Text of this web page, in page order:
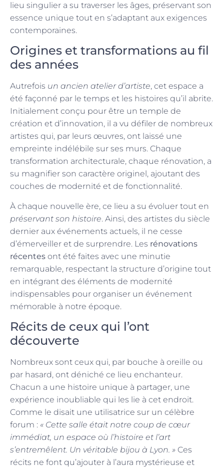
lieu singulier a su traverser les âges, préservant son
essence unique tout en s’adaptant aux exigences
contemporaines.
Origines et transformations au fil
des années
Autrefois un ancien atelier d’artiste, cet espace a
été façonné par le temps et les histoires qu’il abrite.
Initialement conçu pour être un temple de
création et d’innovation, il a vu défiler de nombreux
artistes qui, par leurs œuvres, ont laissé une
empreinte indélébile sur ses murs. Chaque
transformation architecturale, chaque rénovation, a
su magnifier son caractère originel, ajoutant des
couches de modernité et de fonctionnalité.
À chaque nouvelle ère, ce lieu a su évoluer tout en
préservant son histoire. Ainsi, des artistes du siècle
dernier aux événements actuels, il ne cesse
d’émerveiller et de surprendre. Les rénovations
récentes ont été faites avec une minutie
remarquable, respectant la structure d’origine tout
en intégrant des éléments de modernité
indispensables pour organiser un événement
mémorable à notre époque.
Récits de ceux qui l’ont
découverte
Nombreux sont ceux qui, par bouche à oreille ou
par hasard, ont déniché ce lieu enchanteur.
Chacun a une histoire unique à partager, une
expérience inoubliable qui les lie à cet endroit.
Comme le disait une utilisatrice sur un célèbre
forum : « Cette salle était notre coup de cœur
immédiat, un espace où l’histoire et l’art
s’entremêlent. Un véritable bijou à Lyon. » Ces
récits ne font qu’ajouter à l’aura mystérieuse et